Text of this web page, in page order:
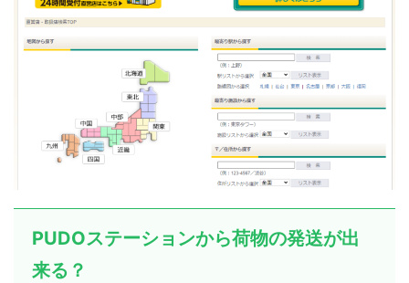
PUDOステーションから荷物の発送が出
来る？